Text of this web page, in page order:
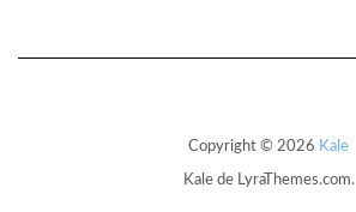
Copyright © 2026 Kale
Kalede LyraThemes.com.